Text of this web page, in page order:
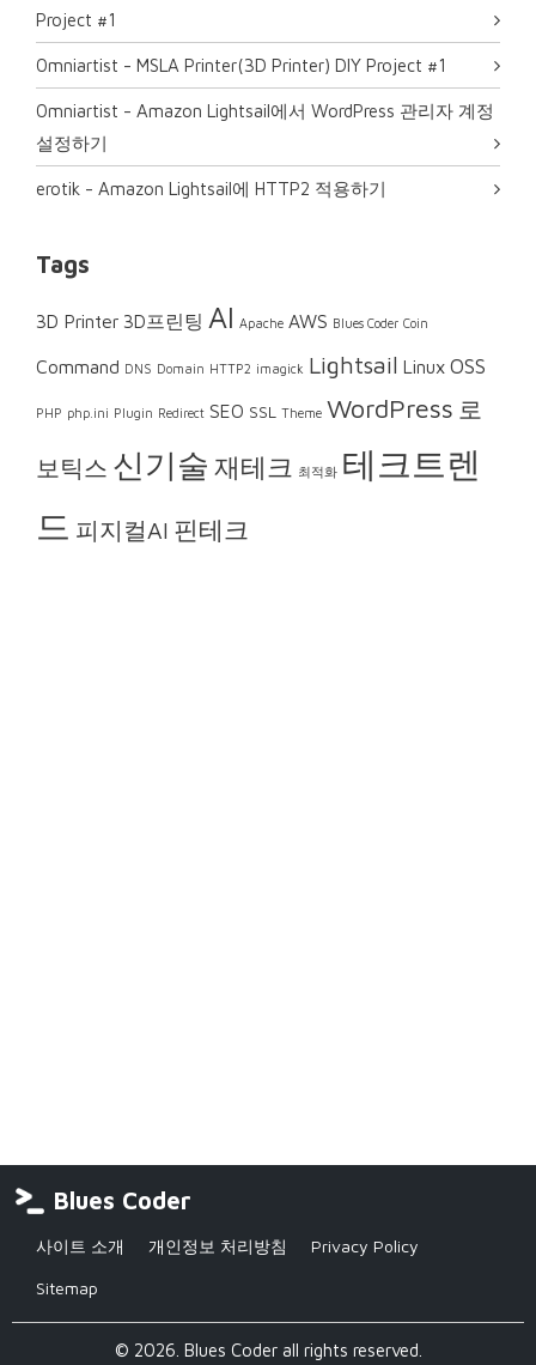
Project #1
0mniartist - MSLA Printer(3D Printer) DIY Project #1
0mniartist - Amazon Lightsail에서 WordPress 관리자 계정
설정하기
erotik - Amazon Lightsail에 HTTP2 적용하기
Tags
3D Printer 3D프린팅 AI Apache AWS Blues Coder Coin
Command DNS Domain HTTP2 imagick Lightsail Linux OSS
PHP php.ini Plugin Redirect SEO SSL Theme WordPress 로
보틱스 신기술 재테크 최적화 테크트렌
드 피지컬AI 핀테크
Blues Coder
사이트 소개 개인정보 처리방침 Privacy Policy
Sitemap
© 2026. Blues Coder all rights reserved.